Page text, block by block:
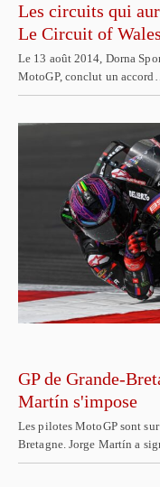
Les circuits qui
Le Circuit of Wales
Le 13 août 2014, Dorna
MotoGP, conclut un
GP de Grande-
Martín s'impose
Les pilotes MotoGP sont
Bretagne. Jorge Martín a